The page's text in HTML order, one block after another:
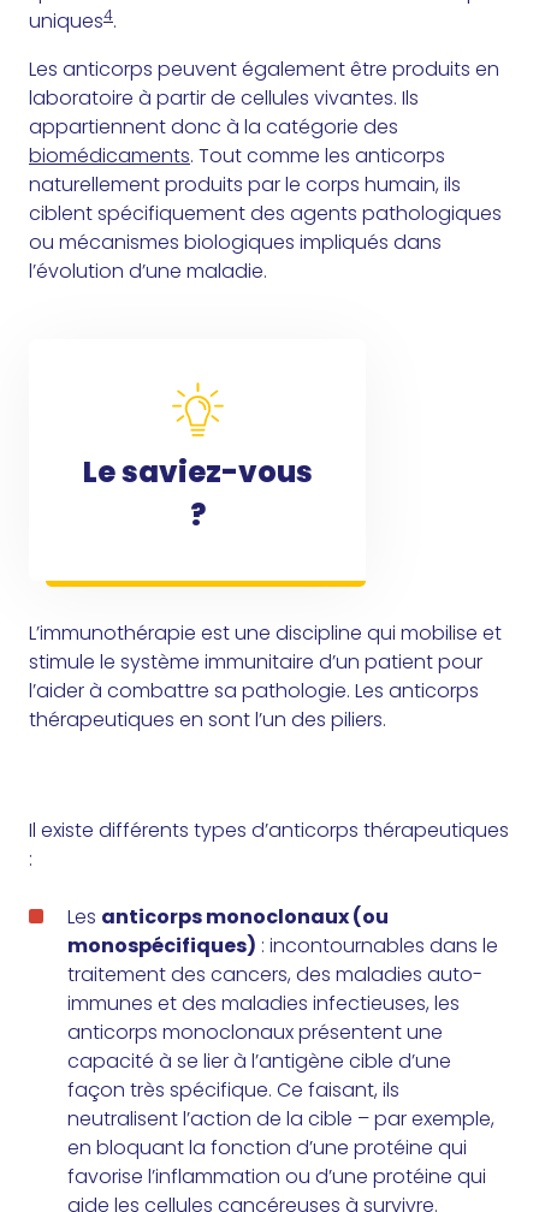
uniques4.
Les anticorps peuvent également être produits en
laboratoire à partir de cellules vivantes. Ils
appartiennent donc à la catégorie des
biomédicaments. Tout comme les anticorps
naturellement produits par le corps humain, ils
ciblent spécifiquement des agents pathologiques
ou mécanismes biologiques impliqués dans
l’évolution d’une maladie.
Le saviez-vous
?
L’immunothérapie est une discipline qui mobilise et
stimule le système immunitaire d’un patient pour
l’aider à combattre sa pathologie. Les anticorps
thérapeutiques en sont l’un des piliers.
Il existe différents types d’anticorps thérapeutiques
:
Les anticorps monoclonaux (ou
monospécifiques) : incontournables dans le
traitement des cancers, des maladies auto-
immunes et des maladies infectieuses, les
anticorps monoclonaux présentent une
capacité à se lier à l’antigène cible d’une
façon très spécifique. Ce faisant, ils
neutralisent l’action de la cible – par exemple,
en bloquant la fonction d’une protéine qui
favorise l’inflammation ou d’une protéine qui
aide les cellules cancéreuses à survivre.